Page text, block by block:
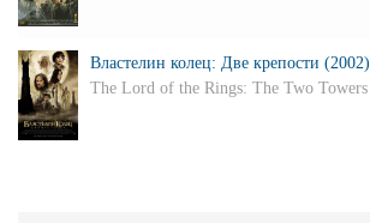
Властелин колец: Две крепости (2002)
The Lord of the Rings: The Two Towers